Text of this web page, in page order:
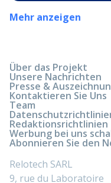
Mehr anzeigen
Über das Projekt
Unsere Nachrichten
Presse &
Kontaktieren Sie Uns
Team
Redaktionsrichtlinien
Werbung bei uns
Abonnieren Sie den
Relotech SARL
9, rue du Laboratoire